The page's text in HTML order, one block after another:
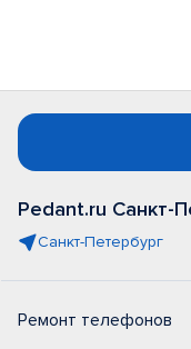
Pedant.ru Санкт-
Санкт-Петербург
Ремонт телефонов